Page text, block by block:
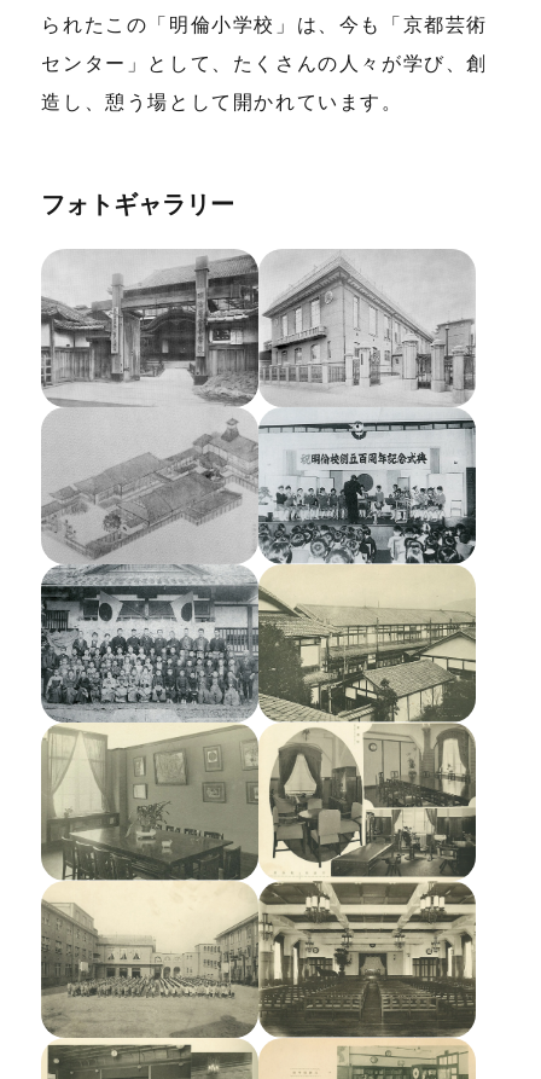
られたこの「明倫小学校」は、今も「京都芸術
センター」として、たくさんの人々が学び、創
造し、憩う場として開かれています。
フォトギャラリー